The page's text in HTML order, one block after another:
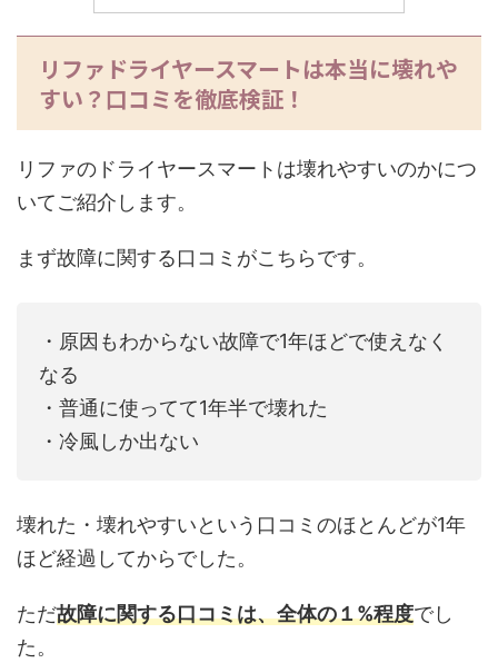
リファドライヤースマートは本当に壊れや
すい？口コミを徹底検証！
リファのドライヤースマートは壊れやすいのかにつ
いてご紹介します。
まず故障に関する口コミがこちらです。
・原因もわからない故障で1年ほどで使えなく
なる
・普通に使ってて1年半で壊れた
・冷風しか出ない
壊れた・壊れやすいという口コミのほとんどが1年
ほど経過してからでした。
ただ故障に関する口コミは、全体の１%程度でし
た。